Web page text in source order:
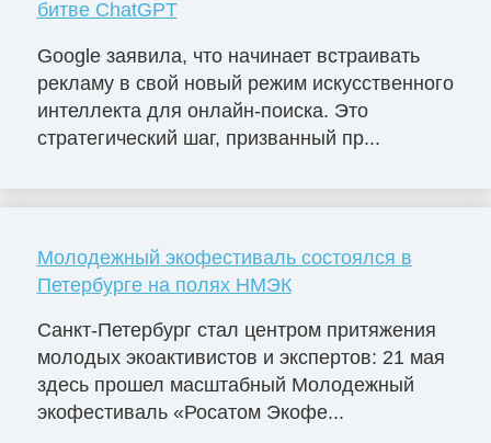
битве ChatGPT
Google заявила, что начинает встраивать
рекламу в свой новый режим искусственного
интеллекта для онлайн-поиска. Это
стратегический шаг, призванный пр...
Молодежный экофестиваль состоялся в
Петербурге на полях НМЭК
Санкт-Петербург стал центром притяжения
молодых экоактивистов и экспертов: 21 мая
здесь прошел масштабный Молодежный
экофестиваль «Росатом Экофе...